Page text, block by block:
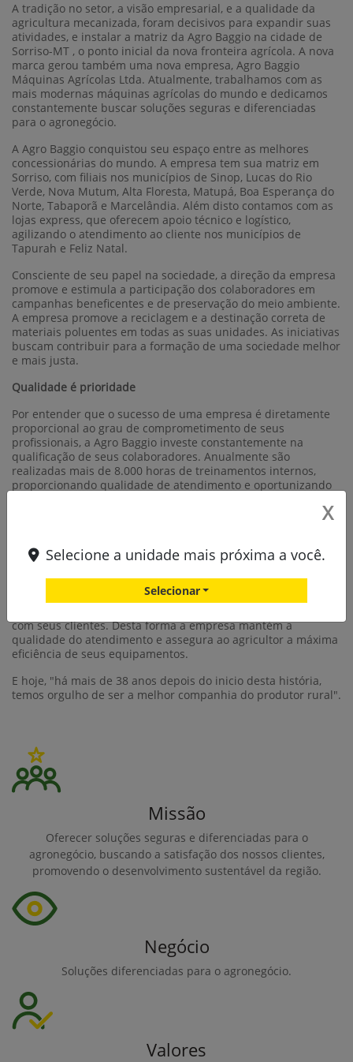
A tradição no setor, a visão empresarial, e a qualidade da
agricultura mecanizada, foram decisivos para expandir suas
atividades, e instalar a matriz da Agro Baggio na cidade de
Sorriso-MT , o ponto inicial da nova fronteira agrícola. A nova
marca gerou também uma nova empresa, Agro Baggio
Máquinas Agrícolas Ltda. Atualmente, trabalhamos com as
mais modernas máquinas agrícolas do mundo e dedicamos
constantemente buscar soluções seguras e diferenciadas
para o agronegócio.
A Agro Baggio conquistou seu espaço entre as melhores
concessionárias do mundo. A empresa tem sua matriz em
Sorriso, com filiais nos municípios de Sinop, Lucas do Rio
Verde, Nova Mutum, Alta Floresta, Matupá, Boa Esperança do
Norte, Tabaporã e Marcelândia. Além disto contamos com as
lojas express, que oferecem apoio técnico e logístico,
agilizando o atendimento ao cliente nos municípios de
Tapurah e Feliz Natal.
Consciente de seu papel na sociedade, a direção da empresa
promove e estimula a participação dos colaboradores em
campanhas beneficentes e de preservação do meio ambiente.
A empresa promove a reciclagem e a destinação correta de
materiais poluentes em todas as suas unidades. As iniciativas
buscam contribuir para a formação de uma sociedade melhor
e mais justa.
Qualidade é prioridade
Por entender que o sucesso de uma empresa é diretamente
proporcional ao grau de comprometimento de seus
profissionais, a Agro Baggio investe constantemente na
qualificação de seus colaboradores. Anualmente são
realizadas mais de 8.000 horas de treinamentos internos,
proporcionando qualidade de atendimento e oportunizando
diretamente na área de peças e serviços. Uma frota de mais
de cem veículos garante o atendimento ágil e um eficiente
suporte técnico ao produtor rural. A programação de revisões
preventivas é uma das iniciativas de sucesso que
com seus clientes. Desta forma a empresa mantém a
qualidade do atendimento e assegura ao agricultor a máxima
eficiência de seus equipamentos.
E hoje, "há mais de 38 anos depois do inicio desta história,
temos orgulho de ser a melhor companhia do produtor rural".
Missão
Oferecer soluções seguras e diferenciadas para o
agronegócio, buscando a satisfação dos nossos clientes,
promovendo o desenvolvimento sustentável da região.
Negócio
Soluções diferenciadas para o agronegócio.
Valores
X
Selecione a unidade mais próxima a você.
Selecionar